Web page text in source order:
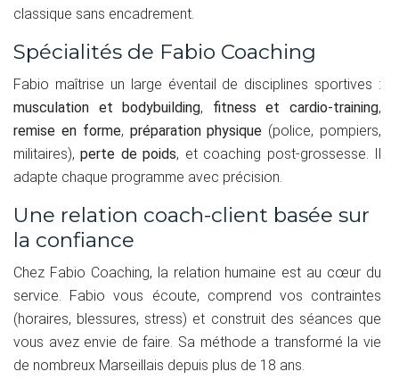
classique sans encadrement.
Spécialités de Fabio Coaching
Fabio maîtrise un large éventail de disciplines sportives :
musculation et bodybuilding, fitness et cardio-training,
remise en forme, préparation physique (police, pompiers,
militaires),perte de poids, et coaching post-grossesse. Il
adapte chaque programme avec précision.
Une relation coach-client basée sur
la confiance
Chez Fabio Coaching, la relation humaine est au cœur du
service. Fabio vous écoute, comprend vos contraintes
(horaires, blessures, stress) et construit des séances que
vous avez envie de faire. Sa méthode a transformé la vie
de nombreux Marseillais depuis plus de 18 ans.